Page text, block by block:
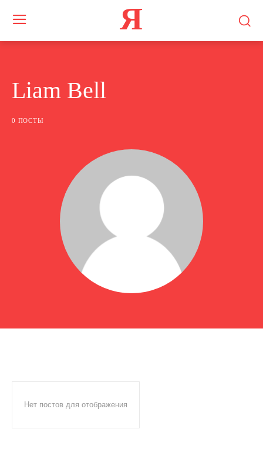
Я
Liam Bell
0 ПОСТЫ
Нет постов для отображения